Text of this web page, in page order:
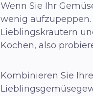
Wenn Sie Ihr
wenig aufzupeppen.
Lieblingskräutern
Kochen, also
Kombinieren Sie